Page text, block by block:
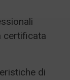
certificata
di